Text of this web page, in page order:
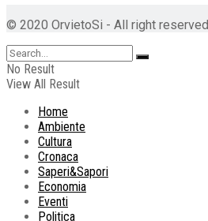
© 2020 OrvietoSi - All right reserved
No Result
View All Result
Home
Ambiente
Cultura
Cronaca
Saperi&Sapori
Economia
Eventi
Politica